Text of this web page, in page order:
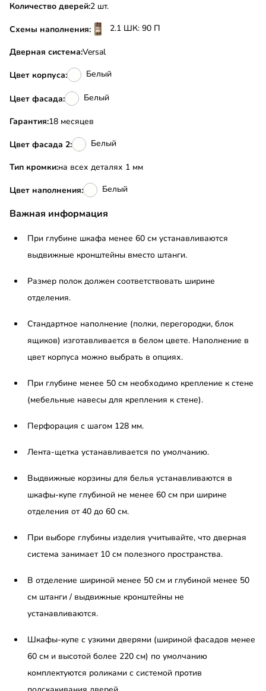
Количество дверей:2 шт.
Схемы наполнения: 2.1 ШК: 90 П
Дверная система:Versal
Цвет корпуса: Белый
Цвет фасада: Белый
Гарантия:18 месяцев
Цвет фасада 2: Белый
Тип кромки:на всех деталях 1 мм
Цвет наполнения: Белый
Важная информация
При глубине шкафа менее 60 см устанавливаются
выдвижные кронштейны вместо штанги.
Размер полок должен соответствовать ширине
отделения.
Стандартное наполнение (полки, перегородки, блок
ящиков) изготавливается в белом цвете. Наполнение в
цвет корпуса можно выбрать в опциях.
При глубине менее 50 см необходимо крепление к стене
(мебельные навесы для крепления к стене).
Перфорация с шагом 128 мм.
Лента-щетка устанавливается по умолчанию.
Выдвижные корзины для белья устанавливаются в
шкафы-купе глубиной не менее 60 см при ширине
отделения от 40 до 60 см.
При выборе глубины изделия учитывайте, что дверная
система занимает 10 см полезного пространства.
В отделение шириной менее 50 см и глубиной менее 50
см штанги / выдвижные кронштейны не
устанавливаются.
Шкафы-купе с узкими дверями (шириной фасадов менее
60 см и высотой более 220 см) по умолчанию
комплектуются роликами с системой против